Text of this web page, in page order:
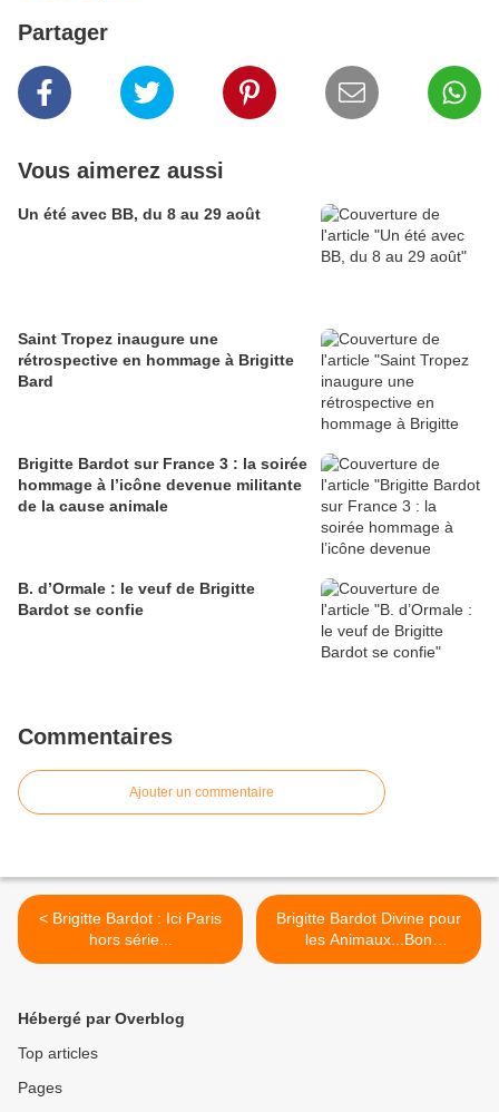
Partager
Vous aimerez aussi
Un été avec BB, du 8 au 29 août
Saint Tropez inaugure une
rétrospective en hommage à Brigitte
Bard
Brigitte Bardot sur France 3 : la soirée
hommage à l’icône devenue militante
de la cause animale
B. d’Ormale : le veuf de Brigitte
Bardot se confie
Commentaires
Ajouter un commentaire
< Brigitte Bardot : Ici Paris
hors série...
Brigitte Bardot Divine pour
les Animaux...Bon
anniversaire Brigitte... >
Hébergé par Overblog
Top articles
Pages